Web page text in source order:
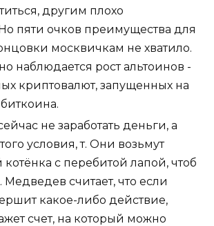
другим плохо
пяти очков преимущества для
москвичкам не хватило.
наблюдается рост альтоинов -
криптовалют, запущенных на
не заработать деньги, а
условия, т. Они возьмут
с перебитой лапой, чтоб
Медведев считает, что если
какое-либо действие,
счет, на который можно